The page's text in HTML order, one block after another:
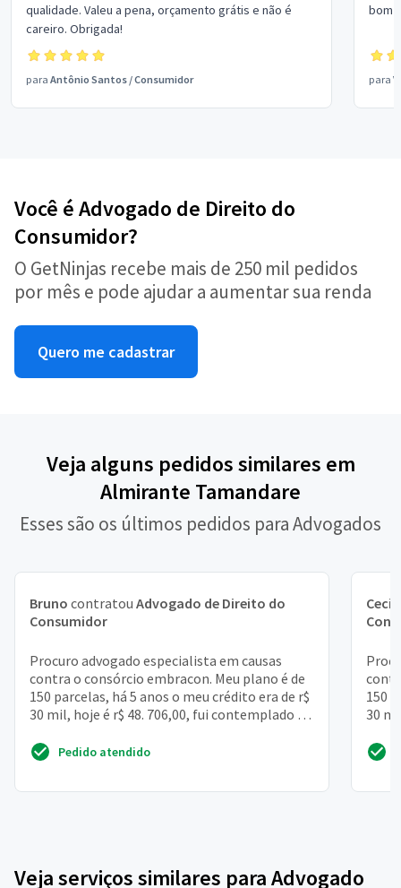
qualidade. Valeu a pena, orçamento grátis e não é
careiro. Obrigada!
para Antônio Santos /Consumidor
bom
para
Você é Advogado de Direito do
Consumidor?
O GetNinjas recebe mais de 250 mil pedidos
por mês e pode ajudar a aumentar sua renda
Quero me cadastrar
Veja alguns pedidos similares em
Almirante Tamandare
Esses são os últimos pedidos para Advogados
Bruno contratou Advogado de Direito do
Consumidor
Procuro advogado especialista em causas
contra o consórcio embracon. Meu plano é de
150 parcelas, há 5 anos o meu crédito era de r$
30 mil, hoje é r$ 48. 706,00, fui contemplado há
Pedido atendido
150
30
Veja serviços similares para Advogado